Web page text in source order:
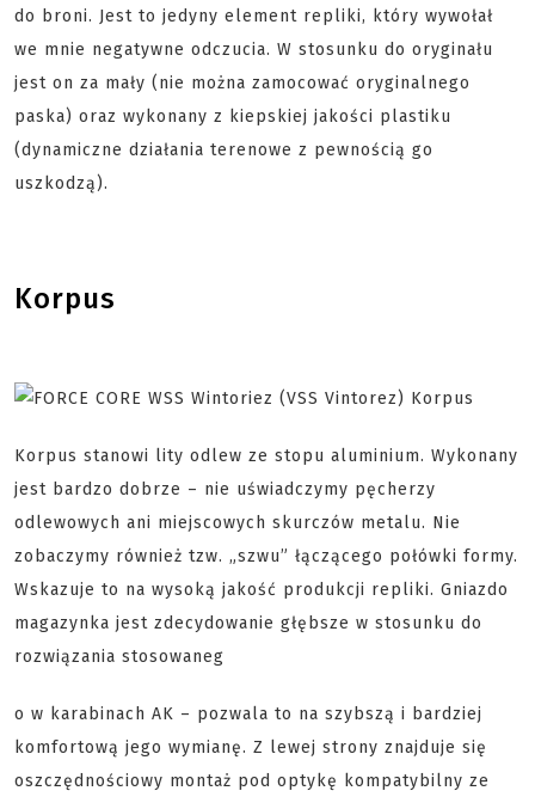
do broni. Jest to jedyny element repliki, który wywołał
we mnie negatywne odczucia. W stosunku do oryginału
jest on za mały (nie można zamocować oryginalnego
paska) oraz wykonany z kiepskiej jakości plastiku
(dynamiczne działania terenowe z pewnością go
uszkodzą).
Korpus
Korpus stanowi lity odlew ze stopu aluminium. Wykonany
jest bardzo dobrze – nie uświadczymy pęcherzy
odlewowych ani miejscowych skurczów metalu. Nie
zobaczymy również tzw. „szwu” łączącego połówki formy.
Wskazuje to na wysoką jakość produkcji repliki. Gniazdo
magazynka jest zdecydowanie głębsze w stosunku do
rozwiązania stosowaneg
o w karabinach AK – pozwala to na szybszą i bardziej
komfortową jego wymianę. Z lewej strony znajduje się
oszczędnościowy montaż pod optykę kompatybilny ze